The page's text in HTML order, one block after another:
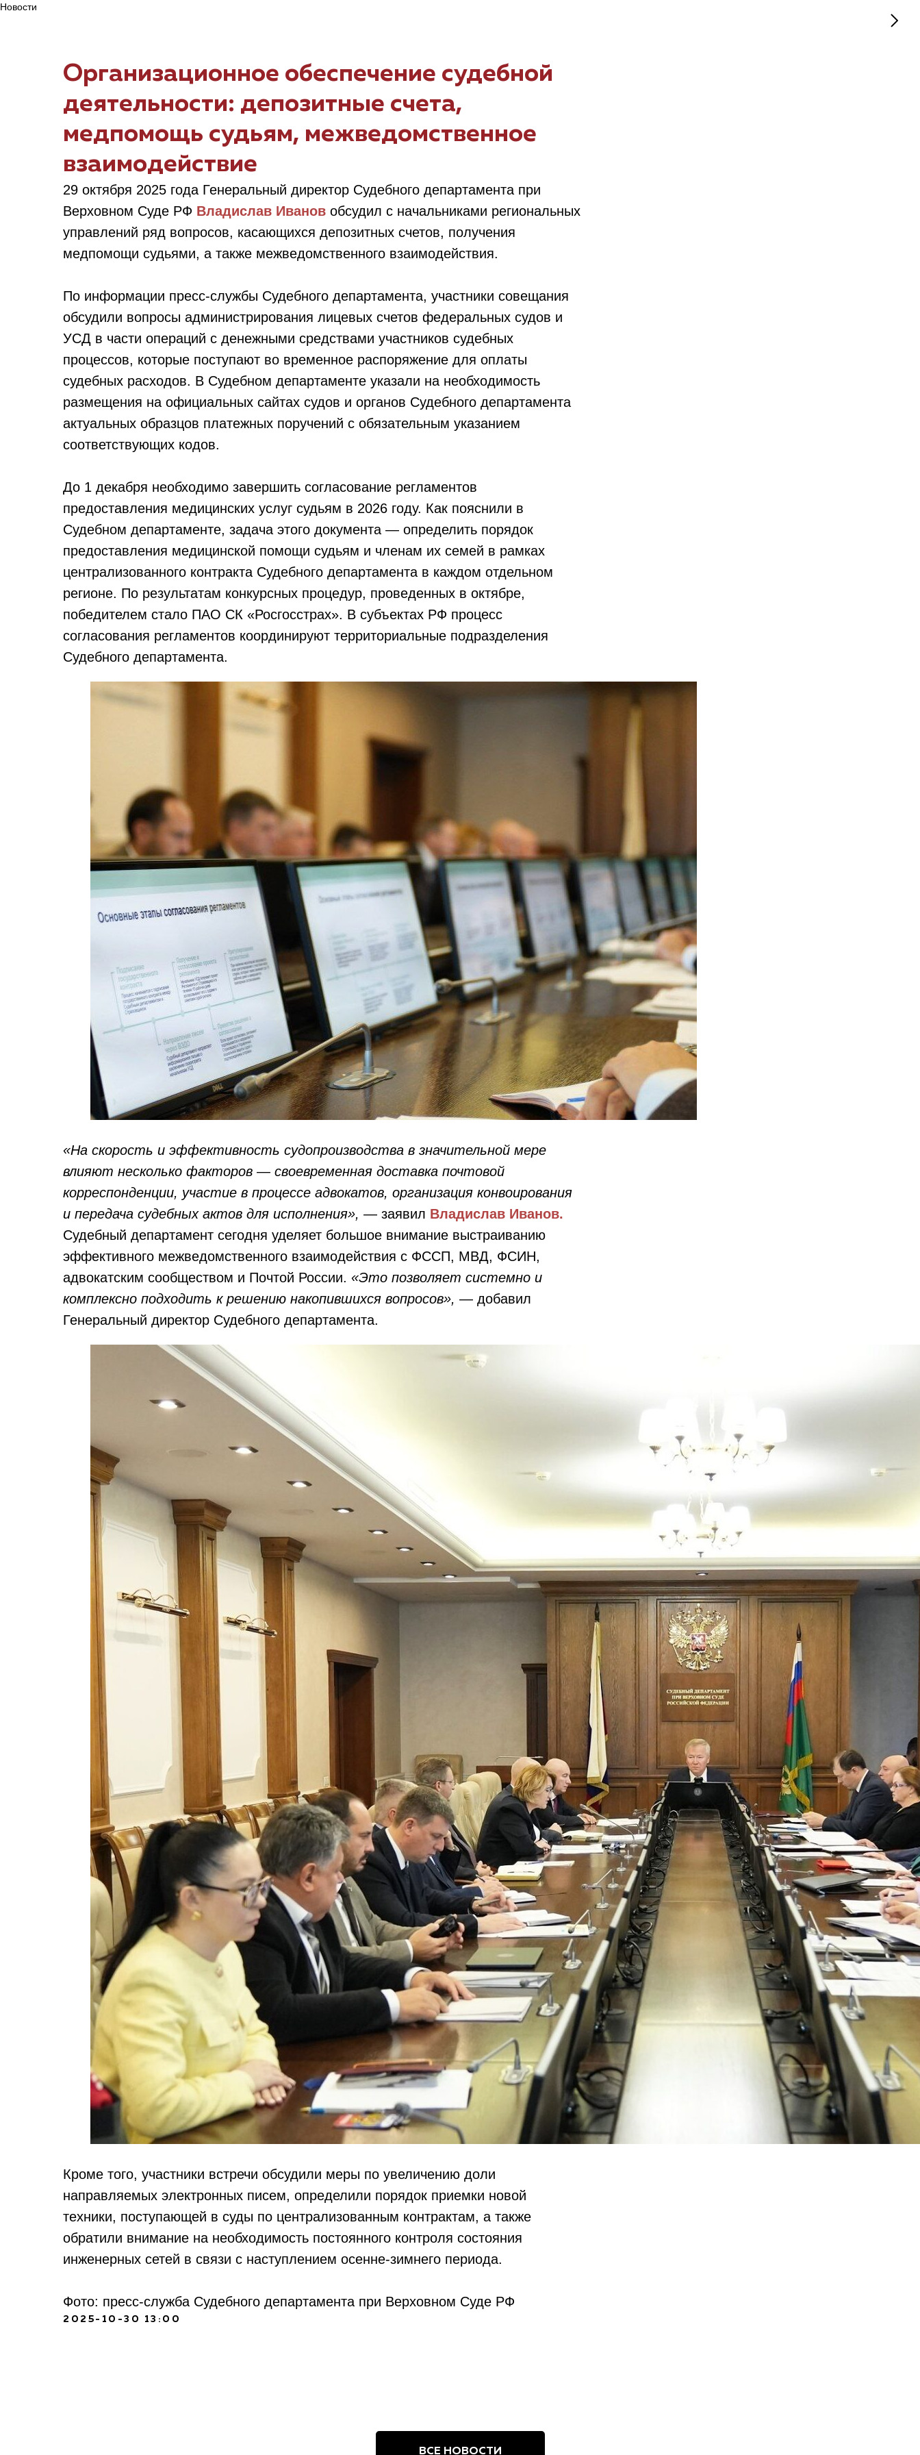
Новости
Организационное обеспечение судебной
деятельности: депозитные счета,
медпомощь судьям, межведомственное
взаимодействие
29 октября 2025 года Генеральный директор Судебного департамента при
Верховном Суде РФ Владислав Иванов обсудил с начальниками региональных
управлений ряд вопросов, касающихся депозитных счетов, получения
медпомощи судьями, а также межведомственного взаимодействия.
По информации пресс-службы Судебного департамента, участники совещания
обсудили вопросы администрирования лицевых счетов федеральных судов и
УСД в части операций с денежными средствами участников судебных
процессов, которые поступают во временное распоряжение для оплаты
судебных расходов. В Судебном департаменте указали на необходимость
размещения на официальных сайтах судов и органов Судебного департамента
актуальных образцов платежных поручений с обязательным указанием
соответствующих кодов.
До 1 декабря необходимо завершить согласование регламентов
предоставления медицинских услуг судьям в 2026 году. Как пояснили в
Судебном департаменте, задача этого документа — определить порядок
предоставления медицинской помощи судьям и членам их семей в рамках
централизованного контракта Судебного департамента в каждом отдельном
регионе. По результатам конкурсных процедур, проведенных в октябре,
победителем стало ПАО СК «Росгосстрах». В субъектах РФ процесс
согласования регламентов координируют территориальные подразделения
Судебного департамента.
«На скорость и эффективность судопроизводства в значительной мере
влияют несколько факторов — своевременная доставка почтовой
корреспонденции, участие в процессе адвокатов, организация конвоирования
и передача судебных актов для исполнения», — заявил Владислав Иванов.
Судебный департамент сегодня уделяет большое внимание выстраиванию
эффективного межведомственного взаимодействия с ФССП, МВД, ФСИН,
адвокатским сообществом и Почтой России. «Это позволяет системно и
комплексно подходить к решению накопившихся вопросов», — добавил
Генеральный директор Судебного департамента.
Кроме того, участники встречи обсудили меры по увеличению доли
направляемых электронных писем, определили порядок приемки новой
техники, поступающей в суды по централизованным контрактам, а также
обратили внимание на необходимость постоянного контроля состояния
инженерных сетей в связи с наступлением осенне-зимнего периода.
Фото: пресс-служба Судебного департамента при Верховном Суде РФ
2025-10-30 13:00
ВСЕ НОВОСТИ